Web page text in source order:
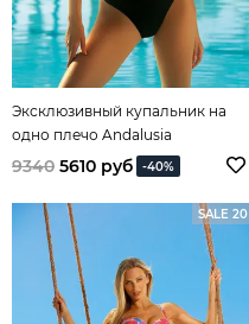
Эксклюзивный купальник на
одно плечо Andalusia
9340 5610 руб -40%
SALE 20